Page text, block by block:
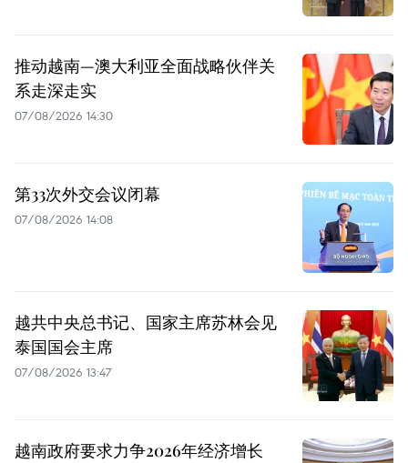
推动越南—澳大利亚全面战略伙伴关
系走深走实
07/08/2026 14:30
第33次外交会议闭幕
07/08/2026 14:08
越共中央总书记、国家主席苏林会见
泰国国会主席
07/08/2026 13:47
越南政府要求力争2026年经济增长